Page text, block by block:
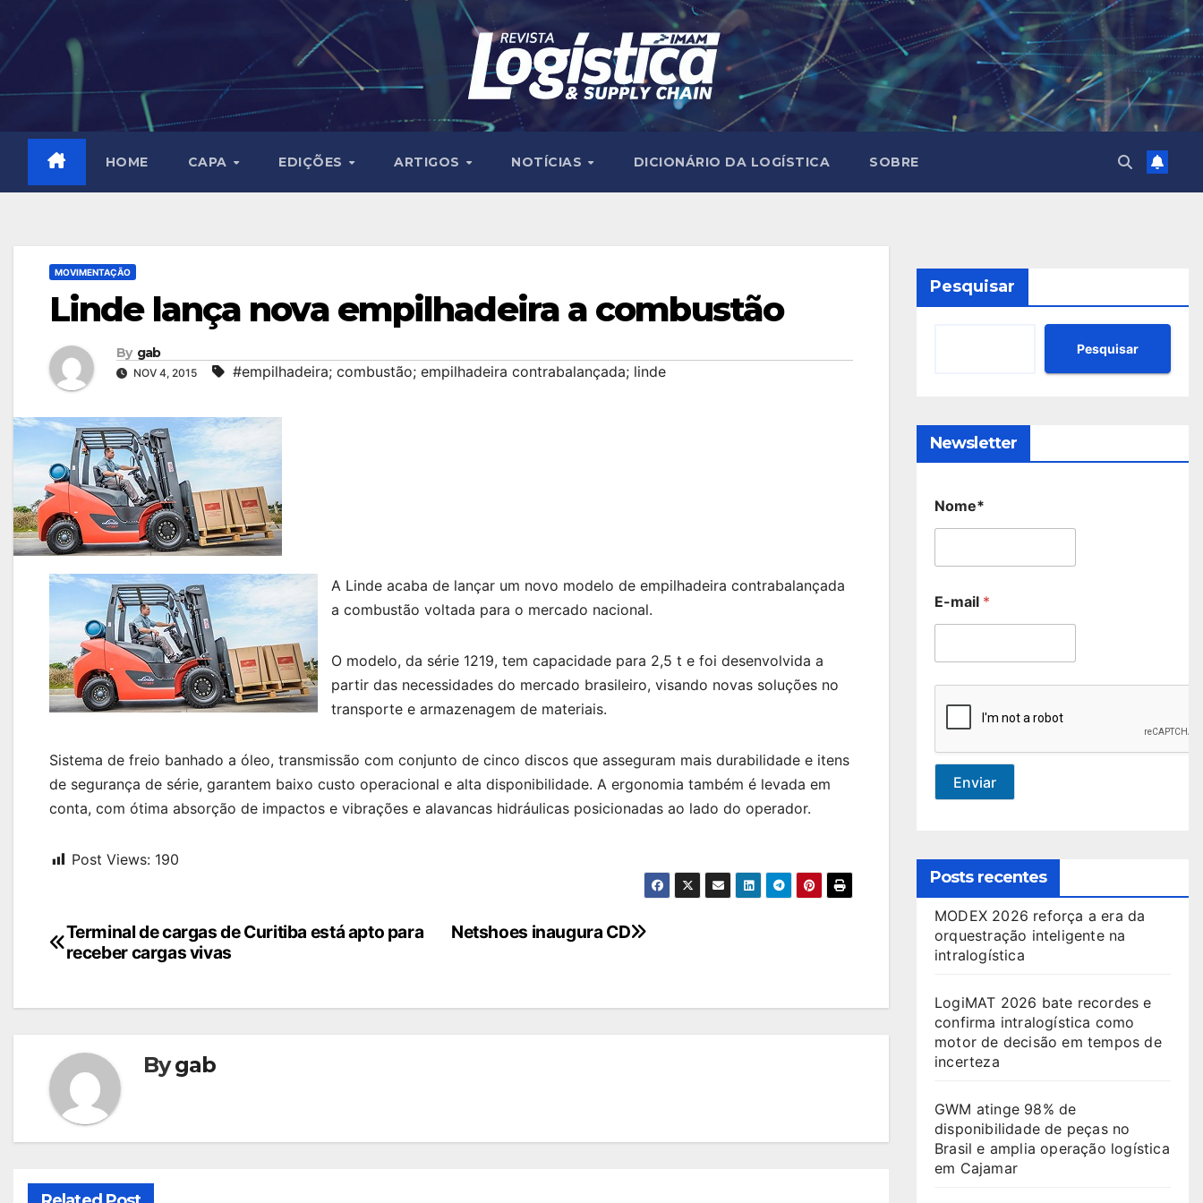
content
HOME CAPA EDIÇÕES ARTIGOS NOTÍCIAS DICIONÁRIO DA LOGÍSTICA SOBRE
MOVIMENTAÇÃO
Linde lança nova empilhadeira a combustão
By gab
NOV 4, 2015 #empilhadeira; combustão; empilhadeira contrabalançada; linde
A Linde acaba de lançar um novo modelo de empilhadeira contrabalançada
a combustão voltada para o mercado nacional.
O modelo, da série 1219, tem capacidade para 2,5 t e foi desenvolvida a
partir das necessidades do mercado brasileiro, visando novas soluções no
transporte e armazenagem de materiais.
Sistema de freio banhado a óleo, transmissão com conjunto de cinco discos que asseguram mais durabilidade e itens
de segurança de série, garantem baixo custo operacional e alta disponibilidade. A ergonomia também é levada em
conta, com ótima absorção de impactos e vibrações e alavancas hidráulicas posicionadas ao lado do operador.
Post Views: 190
Navegação
de
Post
Netshoes inaugura CD
Terminal de cargas de Curitiba está apto para
receber cargas vivas
Bygab
Pesquisar
Pesquisar
Newsletter
Nome*
E-mail *
Enviar
Posts recentes
MODEX 2026 reforça a era da
orquestração inteligente na
intralogística
LogiMAT 2026 bate recordes e
confirma intralogística como
motor de decisão em tempos de
incerteza
GWM atinge 98% de
disponibilidade de peças no
Brasil e amplia operação logística
em Cajamar